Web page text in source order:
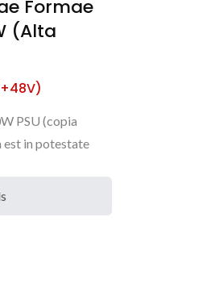
Formae
(alta
PSU (copia
in potestate
industrialis),...